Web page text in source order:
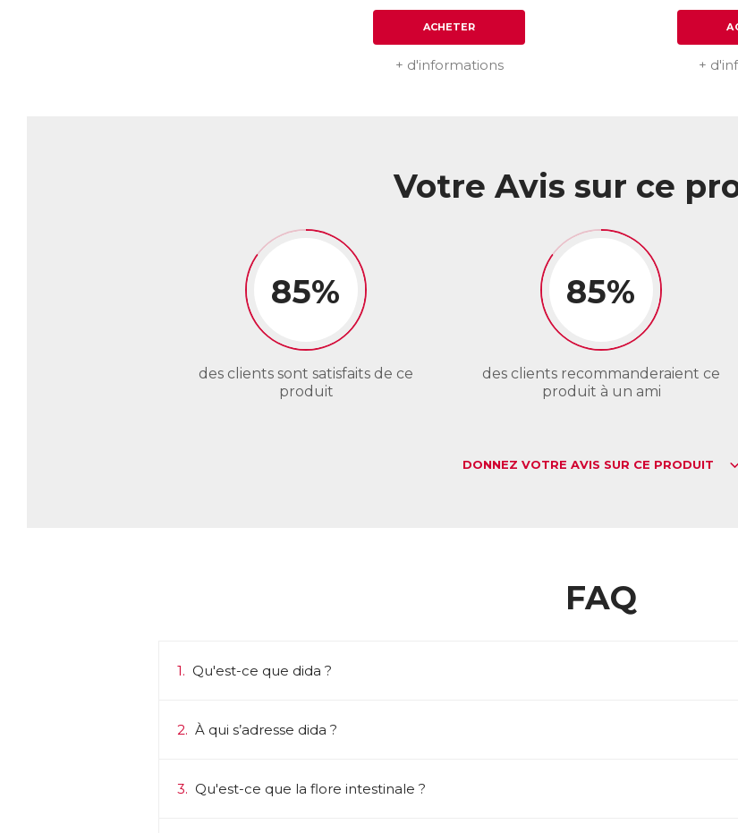
ACHETER
+ d'informations +
Votre Avis sur ce
85%
des clients sont satisfaits de ce
produit
85%
des clients recommanderaient ce
produit à un ami
DONNEZ VOTRE AVIS SUR CE PRODUIT
FAQ
1. Qu'est-ce que dida ?
2. À qui s’adresse dida ?
3. Qu'est-ce que la flore intestinale ?